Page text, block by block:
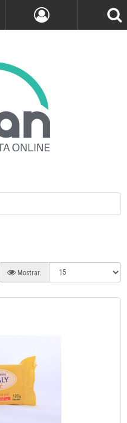
Mostrar: